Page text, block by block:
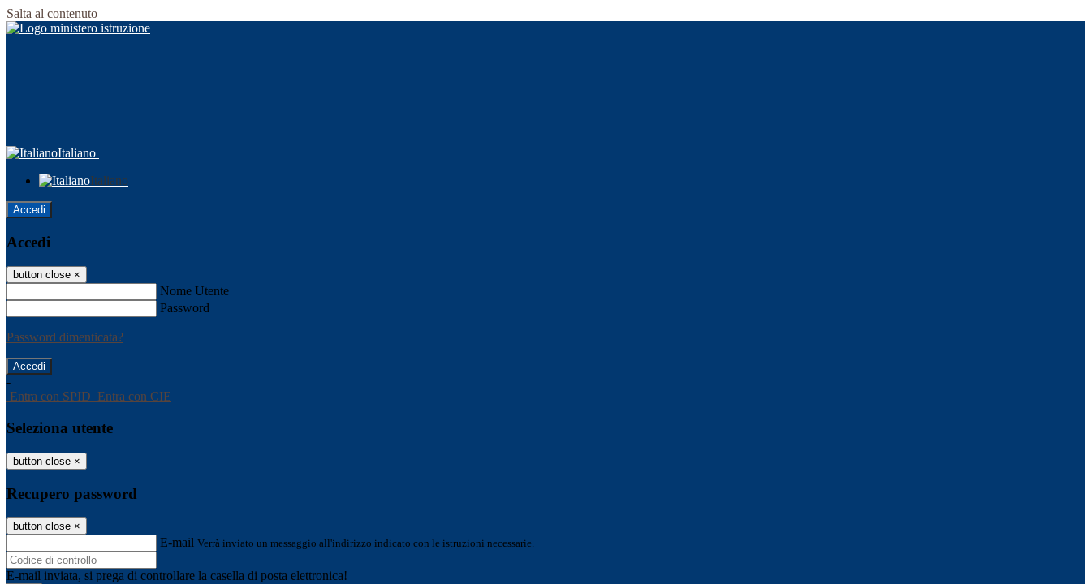
Salta al contenuto
Italiano
Italiano
Accedi
Accedi
button close ×
Nome Utente
Password
Password dimenticata?
-
Entra con SPID Entra con CIE
Seleziona utente
button close ×
Recupero password
button close ×
E-mail Verrà inviato un messaggio all'indirizzo indicato con le istruzioni necessarie.
E-mail inviata, si prega di controllare la casella di posta elettronica!